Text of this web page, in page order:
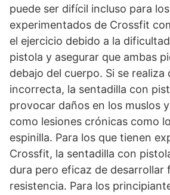
puede ser difícil incluso para
experimentados de Crossfit
el ejercicio debido a la
pistola y asegurar que ambas
debajo del cuerpo. Si se realiza
incorrecta, la sentadilla con
provocar daños en los muslos
como lesiones crónicas como
espinilla. Para los que tienen
Crossfit, la sentadilla con
dura pero eficaz de desarrollar
resistencia. Para los